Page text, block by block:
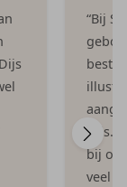
“Bij
Dijs.
bij
veel